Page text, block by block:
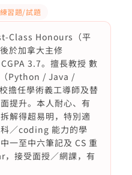
習題/試題
Class Honours（平
於加拿大主修
3.7。擅長教授 數
Python / Java /
擔任學術義工導師及替
提升。本人耐心、有
解得超易明，特別適
／coding 能力的學
一至中六筆記及 CS 重
接受面授／網課，有